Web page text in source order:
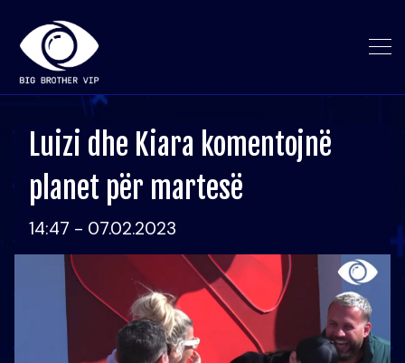
Luizi dhe Kiara komentojnë
planet për martesë
14:47 - 07.02.2023